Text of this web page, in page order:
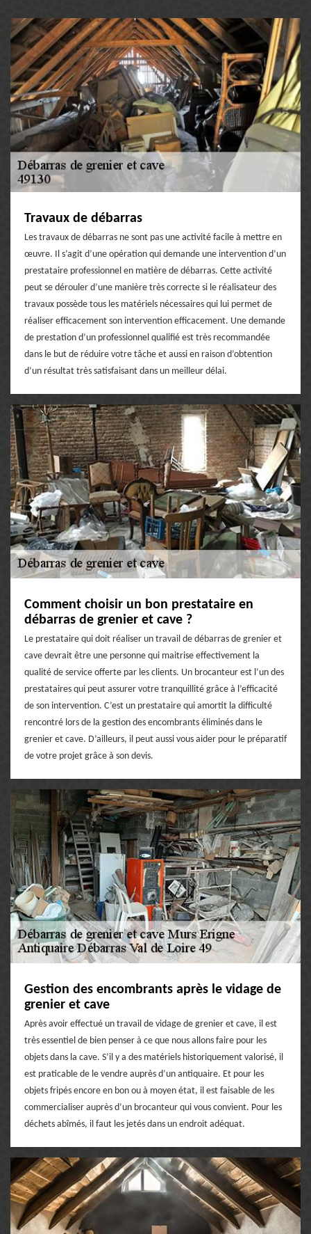
Travaux de débarras
Les travaux de débarras ne sont pas une activité facile à mettre en
œuvre. Il s’agit d’une opération qui demande une intervention d’un
prestataire professionnel en matière de débarras. Cette activité
peut se dérouler d’une manière très correcte si le réalisateur des
travaux possède tous les matériels nécessaires qui lui permet de
réaliser efficacement son intervention efficacement. Une demande
de prestation d’un professionnel qualifié est très recommandée
dans le but de réduire votre tâche et aussi en raison d’obtention
d’un résultat très satisfaisant dans un meilleur délai.
Comment choisir un bon prestataire en
débarras de grenier et cave ?
Le prestataire qui doit réaliser un travail de débarras de grenier et
cave devrait être une personne qui maitrise effectivement la
qualité de service offerte par les clients. Un brocanteur est l’un des
prestataires qui peut assurer votre tranquillité grâce à l’efficacité
de son intervention. C’est un prestataire qui amortit la difficulté
rencontré lors de la gestion des encombrants éliminés dans le
grenier et cave. D’ailleurs, il peut aussi vous aider pour le préparatif
de votre projet grâce à son devis.
Gestion des encombrants après le vidage de
grenier et cave
Après avoir effectué un travail de vidage de grenier et cave, il est
très essentiel de bien penser à ce que nous allons faire pour les
objets dans la cave. S’il y a des matériels historiquement valorisé, il
est praticable de le vendre auprès d’un antiquaire. Et pour les
objets fripés encore en bon ou à moyen état, il est faisable de les
commercialiser auprès d’un brocanteur qui vous convient. Pour les
déchets abîmés, il faut les jetés dans un endroit adéquat.